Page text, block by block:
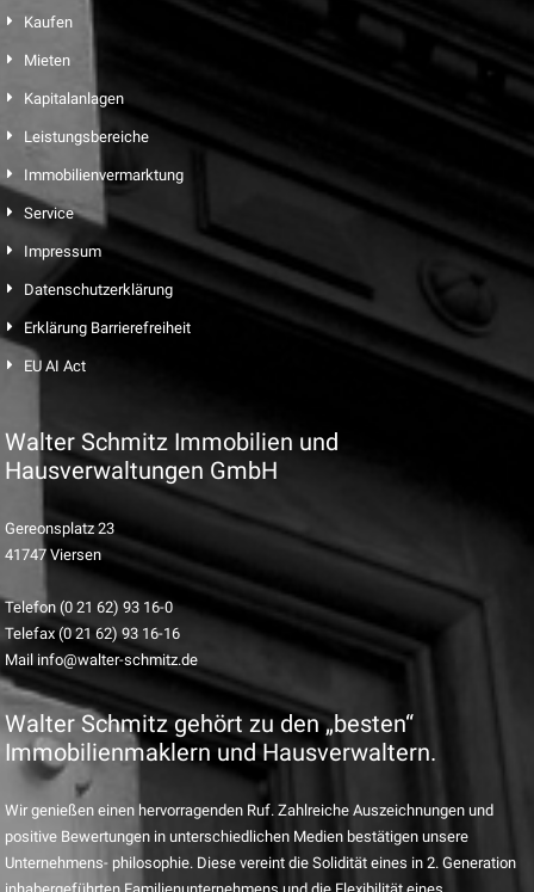
Kaufen
Mieten
Kapitalanlagen
Leistungsbereiche
Immobilienvermarktung
Service
Impressum
Datenschutzerklärung
Erklärung Barrierefreiheit
EU AI Act
Walter Schmitz Immobilien und
Hausverwaltungen GmbH
Gereonsplatz 23
41747 Viersen
Telefon (0 21 62) 93 16-0
Telefax (0 21 62) 93 16-16
Mail info@walter-schmitz.de
Walter Schmitz gehört zu den „besten“
Immobilienmaklern und Hausverwaltern.
Wir genießen einen hervorragenden Ruf. Zahlreiche Auszeichnungen und
positive Bewertungen in unterschiedlichen Medien bestätigen unsere
Unternehmens- philosophie. Diese vereint die Solidität eines in 2. Generation